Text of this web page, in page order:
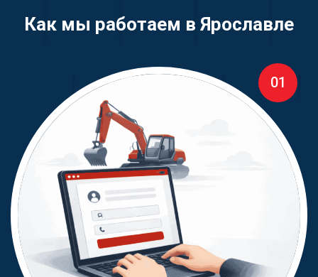
Как мы работаем в Ярославле
01